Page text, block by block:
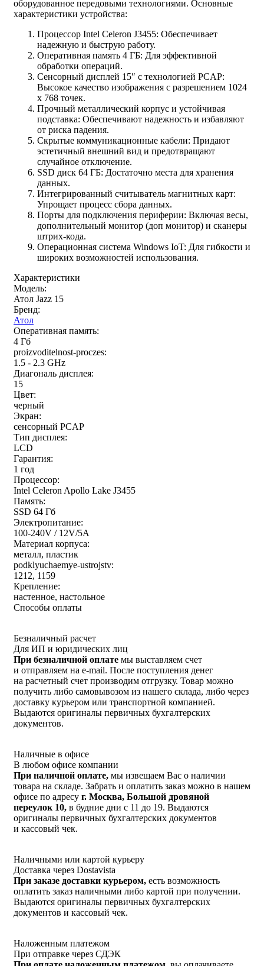
оборудованное передовыми технологиями. Основные
характеристики устройства:
Процессор Intel Celeron J3455: Обеспечивает
надежную и быструю работу.
Оперативная память 4 ГБ: Для эффективной
обработки операций.
Сенсорный дисплей 15″ с технологией PCAP:
Высокое качество изображения с разрешением 1024
x 768 точек.
Прочный металлический корпус и устойчивая
подставка: Обеспечивают надежность и избавляют
от риска падения.
Скрытые коммуникационные кабели: Придают
эстетичный внешний вид и предотвращают
случайное отключение.
SSD диск 64 ГБ: Достаточно места для хранения
данных.
Интегрированный считыватель магнитных карт:
Упрощает процесс сбора данных.
Порты для подключения периферии: Включая весы,
дополнительный монитор (доп монитор) и сканеры
штрих-кода.
Операционная система Windows IoT: Для гибкости и
широких возможностей использования.
Характеристики
Модель:
Атол Jazz 15
Бренд:
Атол
Оперативная память:
4 Гб
proizvoditelnost-proczes:
1.5 - 2.3 GHz
Диагональ дисплея:
15
Цвет:
черный
Экран:
сенсорный PCAP
Тип дисплея:
LCD
Гарантия:
1 год
Процессор:
Intel Celeron Apollo Lake J3455
Память:
SSD 64 Гб
Электропитание:
100-240V / 12V/5A
Материал корпуса:
металл, пластик
podklyuchaemye-ustrojstv:
1212, 1159
Крепление:
настенное, настольное
Способы оплаты
Безналичный расчет
Для ИП и юридических лиц
При безналичной оплате мы выставляем счет
и отправляем на e-mail. После поступления денег
на расчетный счет производим отгрузку. Товар можно
получить либо самовывозом из нашего склада, либо через
доставку курьером или транспортной компанией.
Выдаются оригиналы первичных бухгалтерских
документов.
Наличные в офисе
В любом офисе компании
При наличной оплате, мы извещаем Вас о наличии
товара на складе. Забрать и оплатить заказ можно в нашем
офисе по адресу г. Москва, Большой дровяной
переулок 10, в будние дни с 11 до 19. Выдаются
оригиналы первичных бухгалтерских документов
и кассовый чек.
Наличными или картой курьеру
Доставка через Dostavista
При заказе доставки курьером, есть возможность
оплатить заказ наличными либо картой при получении.
Выдаются оригиналы первичных бухгалтерских
документов и кассовый чек.
Наложенным платежом
При отправке через СДЭК